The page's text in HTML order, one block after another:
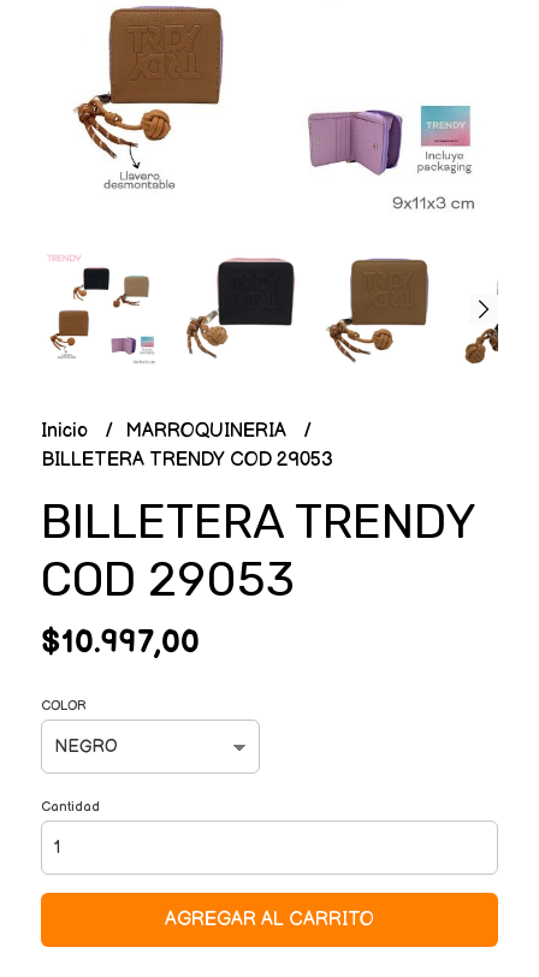
Inicio
MARROQUINERIA
BILLETERA TRENDY COD 29053
BILLETERA TRENDY
COD 29053
$10.997,00
COLOR
Cantidad
AGREGAR AL CARRITO